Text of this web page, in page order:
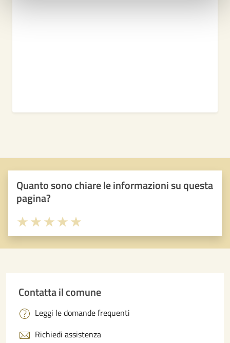
Quanto sono chiare le informazioni su questa
pagina?
Valuta 5 stelle su 5
Valuta 4 stelle su 5
Valuta 3 stelle su 5
Valuta 2 stelle su 5
Valuta 1 stelle su 5
Contatta il comune
Leggi le domande frequenti
Richiedi assistenza